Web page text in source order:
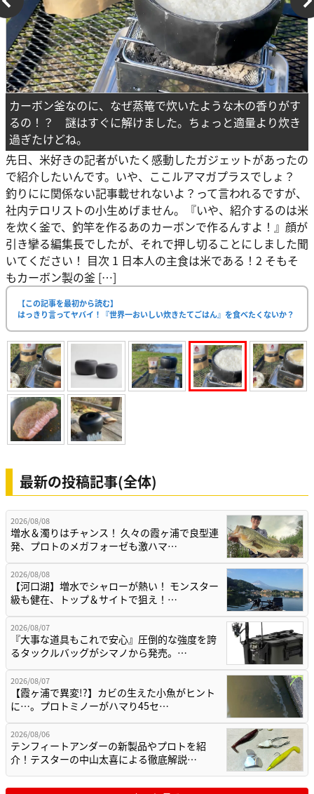
カーボン釜なのに、なぜ蒸篭で炊いたような木の香りがす
るの！？ 謎はすぐに解けました。ちょっと適量より炊き
過ぎたけどね。
先日、米好きの記者がいたく感動したガジェットがあったの
で紹介したいんです。いや、ここルアマガプラスでしょ？
釣りにに関係ない記事載せれないよ？って言われるですが、
社内テロリストの小生めげません。『いや、紹介するのは米
を炊く釜で、釣竿を作るあのカーボンで作るんすよ！』顔が
引き攣る編集長でしたが、それで押し切ることにしました聞
いてください！ 目次 1 日本人の主食は米である！2 そもそ
もカーボン製の釜 […]
【この記事を最初から読む】
はっきり言ってヤバイ！『世界一おいしい炊きたてごはん』を食べたくないか？
最新の投稿記事(全体)
2026/08/08
増水＆濁りはチャンス！ 久々の霞ヶ浦で良型連
発、プロトのメガフォーゼも激ハマ…
2026/08/08
【河口湖】増水でシャローが熱い！ モンスター
級も健在、トップ＆サイトで狙え！…
2026/08/07
『大事な道具もこれで安心』圧倒的な強度を誇
るタックルバッグがシマノから発売。…
2026/08/07
【霞ヶ浦で異変!?】カビの生えた小魚がヒント
に…。プロトミノーがハマり45セ…
2026/08/06
テンフィートアンダーの新製品やプロトを紹
介！テスターの中山太喜による徹底解説…